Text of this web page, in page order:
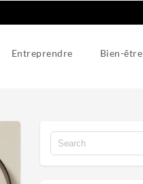
Entreprendre Bien-être